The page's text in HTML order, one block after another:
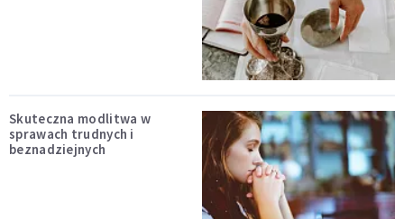
Skuteczna modlitwa w
sprawach trudnych i
beznadziejnych